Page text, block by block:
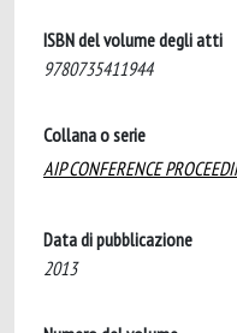
ISBN del volume degli atti
9780735411944
Collana o serie
AIP CONFERENCE
Data di pubblicazione
2013